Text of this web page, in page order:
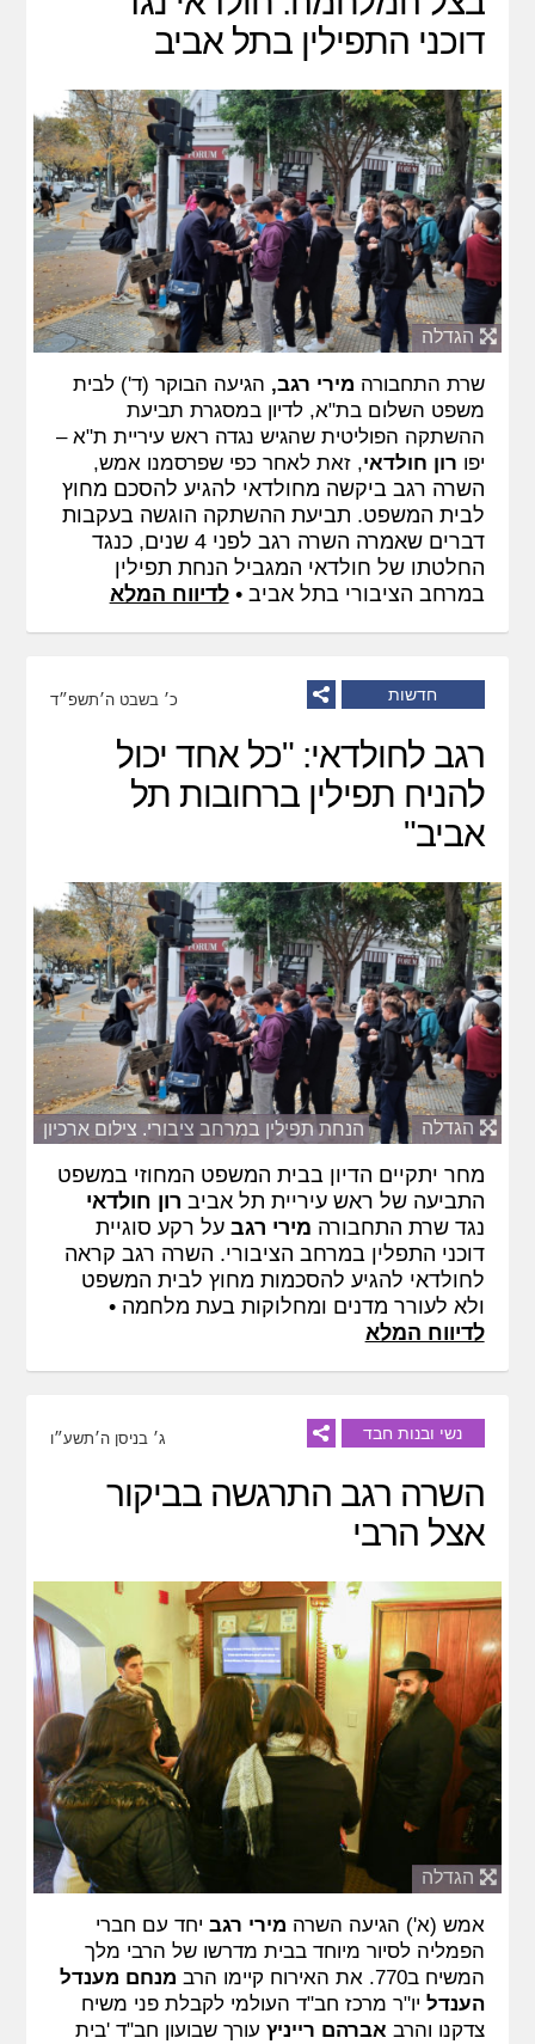
דוכני התפילין בתל אביב
הגדלה
שרת התחבורה מירי רגב, הגיעה הבוקר (ד') לבית
משפט השלום בת"א, לדיון במסגרת תביעת
ההשתקה הפוליטית שהגיש נגדה ראש עיריית ת"א –
יפו רון חולדאי, זאת לאחר כפי שפרסמנו אמש,
השרה רגב ביקשה מחולדאי להגיע להסכם מחוץ
לבית המשפט. תביעת ההשתקה הוגשה בעקבות
דברים שאמרה השרה רגב לפני 4 שנים, כנגד
החלטתו של חולדאי המגביל הנחת תפילין
במרחב הציבורי בתל אביב •לדיווח המלא
חדשות כ׳ בשבט ה׳תשפ״ד
רגב לחולדאי: "כל אחד יכול
להניח תפילין ברחובות תל
אביב"
הנחת תפילין במרחב ציבורי. צילום ארכיון הגדלה
מחר יתקיים הדיון בבית המשפט המחוזי במשפט
התביעה של ראש עיריית תל אביב רון חולדאי
נגד שרת התחבורה מירי רגב על רקע סוגיית
דוכני התפלין במרחב הציבורי. השרה רגב קראה
לחולדאי להגיע להסכמות מחוץ לבית המשפט
ולא לעורר מדנים ומחלוקות בעת מלחמה •
לדיווח המלא
נשי ובנות חבד ג׳ בניסן ה׳תשע״ו
השרה רגב התרגשה בביקור
אצל הרבי
הגדלה
אמש (א') הגיעה השרה מירי רגב יחד עם חברי
הפמליה לסיור מיוחד בבית מדרשו של הרבי מלך
המשיח ב770. את האירוח קיימו הרב
מנחם מענדל
הענדל יו"ר מרכז חב"ד העולמי לקבלת פני משיח
צדקנו והרב אברהם רייניץ עורך שבועון חב"ד 'בית